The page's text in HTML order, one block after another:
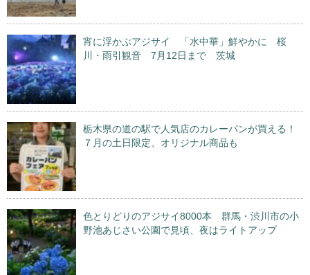
宵に浮かぶアジサイ 「水中華」鮮やかに 桜
川・雨引観音 7月12日まで 茨城
栃木県の道の駅で人気店のカレーパンが買える！
７月の土日限定、オリジナル商品も
色とりどりのアジサイ8000本 群馬・渋川市の小
野池あじさい公園で見頃、夜はライトアップ